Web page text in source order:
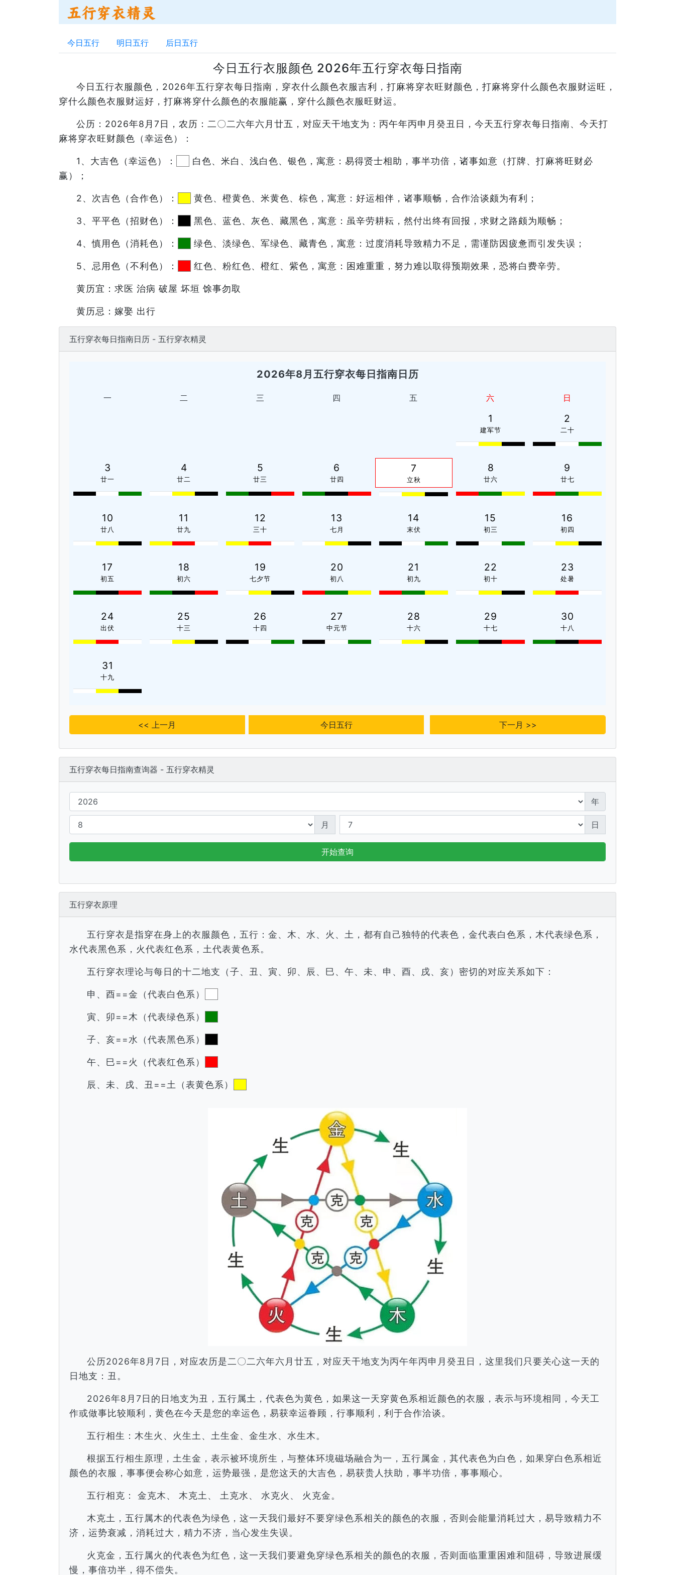
今日五行 明日五行 后日五行
今日五行衣服颜色 2026年五行穿衣每日指南
今日五行衣服颜色，2026年五行穿衣每日指南，穿衣什么颜色衣服吉利，打麻将穿衣旺财颜色，打麻将穿什么颜色衣服财运旺，
穿什么颜色衣服财运好，打麻将穿什么颜色的衣服能赢，穿什么颜色衣服旺财运。
公历：2026年8月7日，农历：二〇二六年六月廿五，对应天干地支为：丙午年丙申月癸丑日，今天五行穿衣每日指南、今天打
麻将穿衣旺财颜色（幸运色）：
1、大吉色（幸运色）：
白色、米白、浅白色、银色，寓意：易得贤士相助，事半功倍，诸事如意（打牌、打麻将旺财必
赢）；
2、次吉色（合作色）： 黄色、橙黄色、米黄色、棕色，寓意：好运相伴，诸事顺畅，合作洽谈颇为有利；
3、平平色（招财色）： 黑色、蓝色、灰色、藏黑色，寓意：虽辛劳耕耘，然付出终有回报，求财之路颇为顺畅；
4、慎用色（消耗色）： 绿色、淡绿色、军绿色、藏青色，寓意：过度消耗导致精力不足，需谨防因疲惫而引发失误；
5、忌用色（不利色）： 红色、粉红色、橙红、紫色，寓意：困难重重，努力难以取得预期效果，恐将白费辛劳。
黄历宜：求医 治病 破屋 坏垣 馀事勿取
黄历忌：嫁娶 出行
五行穿衣每日指南日历 - 五行穿衣精灵
2026年8月五行穿衣每日指南日历
一 二 三 四 五 六 日
1
建军节
2
二十
3
廿一
4
廿二
5
廿三
6
廿四
7
立秋
8
廿六
9
廿七
10
廿八
11
廿九
12
三十
13
七月
14
末伏
15
初三
16
初四
17
初五
18
初六
19
七夕节
20
初八
21
初九
22
初十
23
处暑
24
出伏
25
十三
26
十四
27
中元节
28
十六
29
十七
30
十八
31
十九
<< 上一月 今日五行 下一月 >>
五行穿衣每日指南查询器 - 五行穿衣精灵
年
月 日
开始查询
五行穿衣原理
五行穿衣是指穿在身上的衣服颜色，五行：金、木、水、火、土，都有自己独特的代表色，金代表白色系，木代表绿色系，
水代表黑色系，火代表红色系，土代表黄色系。
五行穿衣理论与每日的十二地支（子、丑、寅、卯、辰、巳、午、未、申、酉、戌、亥）密切的对应关系如下：
申、酉==金（代表白色系）
寅、卯==木（代表绿色系）
子、亥==水（代表黑色系）
午、巳==火（代表红色系）
辰、未、戌、丑==土（表黄色系）
公历2026年8月7日，对应农历是二〇二六年六月廿五，对应天干地支为丙午年丙申月癸丑日，这里我们只要关心这一天的
日地支：丑。
2026年8月7日的日地支为丑，五行属土，代表色为黄色，如果这一天穿黄色系相近颜色的衣服，表示与环境相同，今天工
作或做事比较顺利，黄色在今天是您的幸运色，易获幸运眷顾，行事顺利，利于合作洽谈。
五行相生：木生火、火生土、土生金、金生水、水生木。
根据五行相生原理，土生金，表示被环境所生，与整体环境磁场融合为一，五行属金，其代表色为白色，如果穿白色系相近
颜色的衣服，事事便会称心如意，运势最强，是您这天的大吉色，易获贵人扶助，事半功倍，事事顺心。
五行相克： 金克木、 木克土、 土克水、 水克火、 火克金。
木克土，五行属木的代表色为绿色，这一天我们最好不要穿绿色系相关的颜色的衣服，否则会能量消耗过大，易导致精力不
济，运势衰减，消耗过大，精力不济，当心发生失误。
火克金，五行属火的代表色为红色，这一天我们要避免穿绿色系相关的颜色的衣服，否则面临重重困难和阻碍，导致进展缓
慢，事倍功半，得不偿失。